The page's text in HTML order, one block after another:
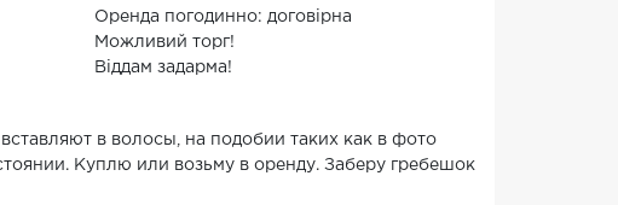
Оренда погодинно: договірна
Можливий торг!
Віддам задарма!
в волосы, на подобии таких как в фото
Куплю или возьму в оренду. Заберу гребешок